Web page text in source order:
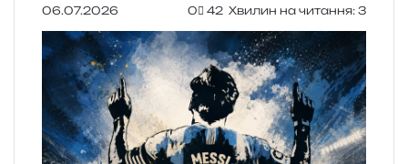
06.07.2026
0 42 Хвилин на читання: 3